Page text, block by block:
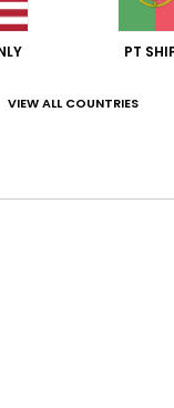
PT
VIEW ALL COUNTRIES